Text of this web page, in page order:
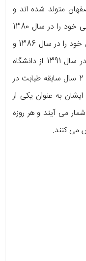
1355در شهر اصفهان متولد شده اند و
توانسته اند که دانش نامه پزشكی عمومی خود را در سال 1380
اخذ نمایند. ایشان مدارک جراحی عمومی خود را در سال 1386 و
فوق تخصص جراحی پلاستيک خود را در سال 1391 از دانشگاه
اصفهان دریافت کردند. دکتر بابایی دارای 2 سال سابقه طبابت در
به عنوان یکی از
می آیند و هر روزه
می کنند.